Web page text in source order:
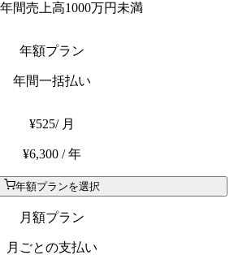
間売上高1000万円未満
年額プラン
年間一括払い
¥525/ 月
¥6,300 / 年
年額プランを選択
月額プラン
月ごとの支払い